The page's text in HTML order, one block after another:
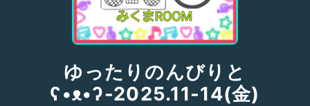
ゆったりのんびりと
ʕ•ᴥ•ʔ-2025.11-14(金)